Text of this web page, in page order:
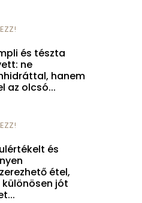
és tészta
ne
hanem
az olcsó...
és
étel,
különösen jót